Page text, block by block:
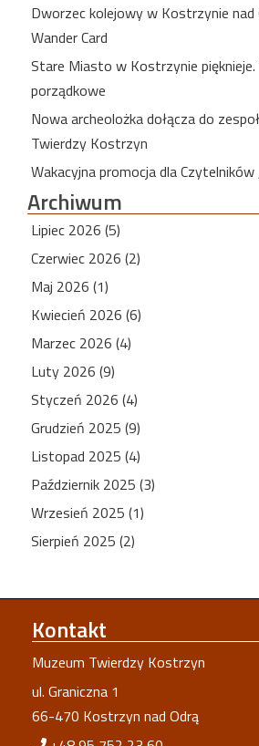
Dworzec kolejowy w Kostrzynie nad
Wander Card
Stare Miasto w Kostrzynie pięknieje.
porządkowe
Nowa archeolożka dołącza do
Twierdzy Kostrzyn
Wakacyjna promocja dla
Archiwum
Lipiec 2026 (5)
Czerwiec 2026 (2)
Maj 2026 (1)
Kwiecień 2026 (6)
Marzec 2026 (4)
Luty 2026 (9)
Styczeń 2026 (4)
Grudzień 2025 (9)
Listopad 2025 (4)
Październik 2025 (3)
Wrzesień 2025 (1)
Sierpień 2025 (2)
Kontakt
Muzeum Twierdzy Kostrzyn
ul. Graniczna 1
66-470 Kostrzyn nad Odrą